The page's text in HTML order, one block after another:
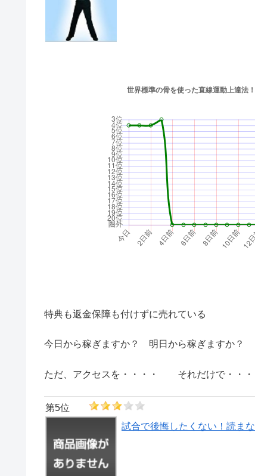
特典も返金保障も付けずに売れている
今日から稼ぎますか？ 明日から稼ぎますか？
ただ、アクセスを・・・・ それだけで・・・
第5位
試合で後悔したくない！読ま